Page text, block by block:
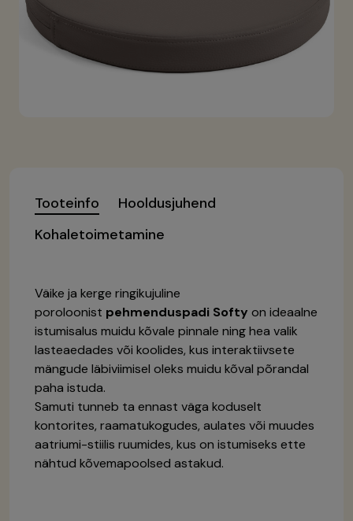
Tooteinfo
Hooldusjuhend
Kohaletoimetamine
Väike ja kerge ringikujuline
poroloonist pehmenduspadi Softy on ideaalne
istumisalus muidu kõvale pinnale ning hea valik
lasteaedades või koolides, kus interaktiivsete
mängude läbiviimisel oleks muidu kõval põrandal
paha istuda.
Samuti tunneb ta ennast väga koduselt
kontorites, raamatukogudes, aulates või muudes
aatriumi-stiilis ruumides, kus on istumiseks ette
nähtud kõvemapoolsed astakud.